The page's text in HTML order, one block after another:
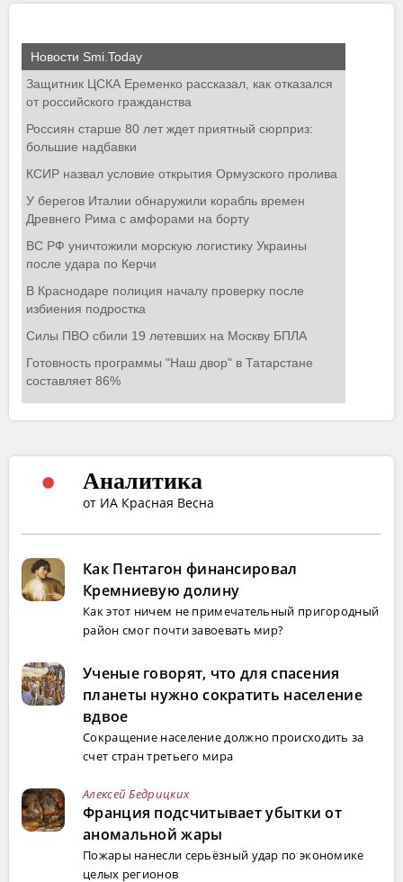
Аналитика
от ИА Красная Весна
Как Пентагон финансировал
Кремниевую долину
Как этот ничем не примечательный пригородный
район смог почти завоевать мир?
Ученые говорят, что для спасения
планеты нужно сократить население
вдвое
Сокращение население должно происходить за
счет стран третьего мира
Алексей Бедрицких
Франция подсчитывает убытки от
аномальной жары
Пожары нанесли серьёзный удар по экономике
целых регионов